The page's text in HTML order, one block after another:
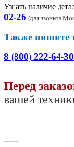
Узнать наличие
02-26 (для звонков
Также пишите
8 (800) 222-64-30
Перед
вашей
-----